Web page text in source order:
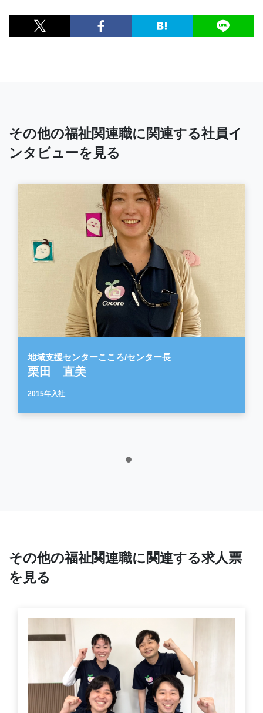
その他の福祉関連職に関連する社員イ
ンタビューを見る
地域支援センターこころ/センター長
栗田 直美
2015年入社
その他の福祉関連職に関連する求人票
を見る